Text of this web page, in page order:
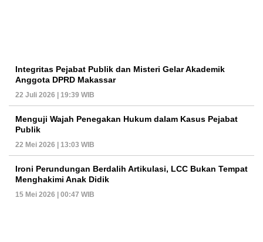
Integritas Pejabat Publik dan Misteri Gelar Akademik
Anggota DPRD Makassar
22 Juli 2026 | 19:39 WIB
Menguji Wajah Penegakan Hukum dalam Kasus Pejabat
Publik
22 Mei 2026 | 13:03 WIB
Ironi Perundungan Berdalih Artikulasi, LCC Bukan Tempat
Menghakimi Anak Didik
15 Mei 2026 | 00:47 WIB